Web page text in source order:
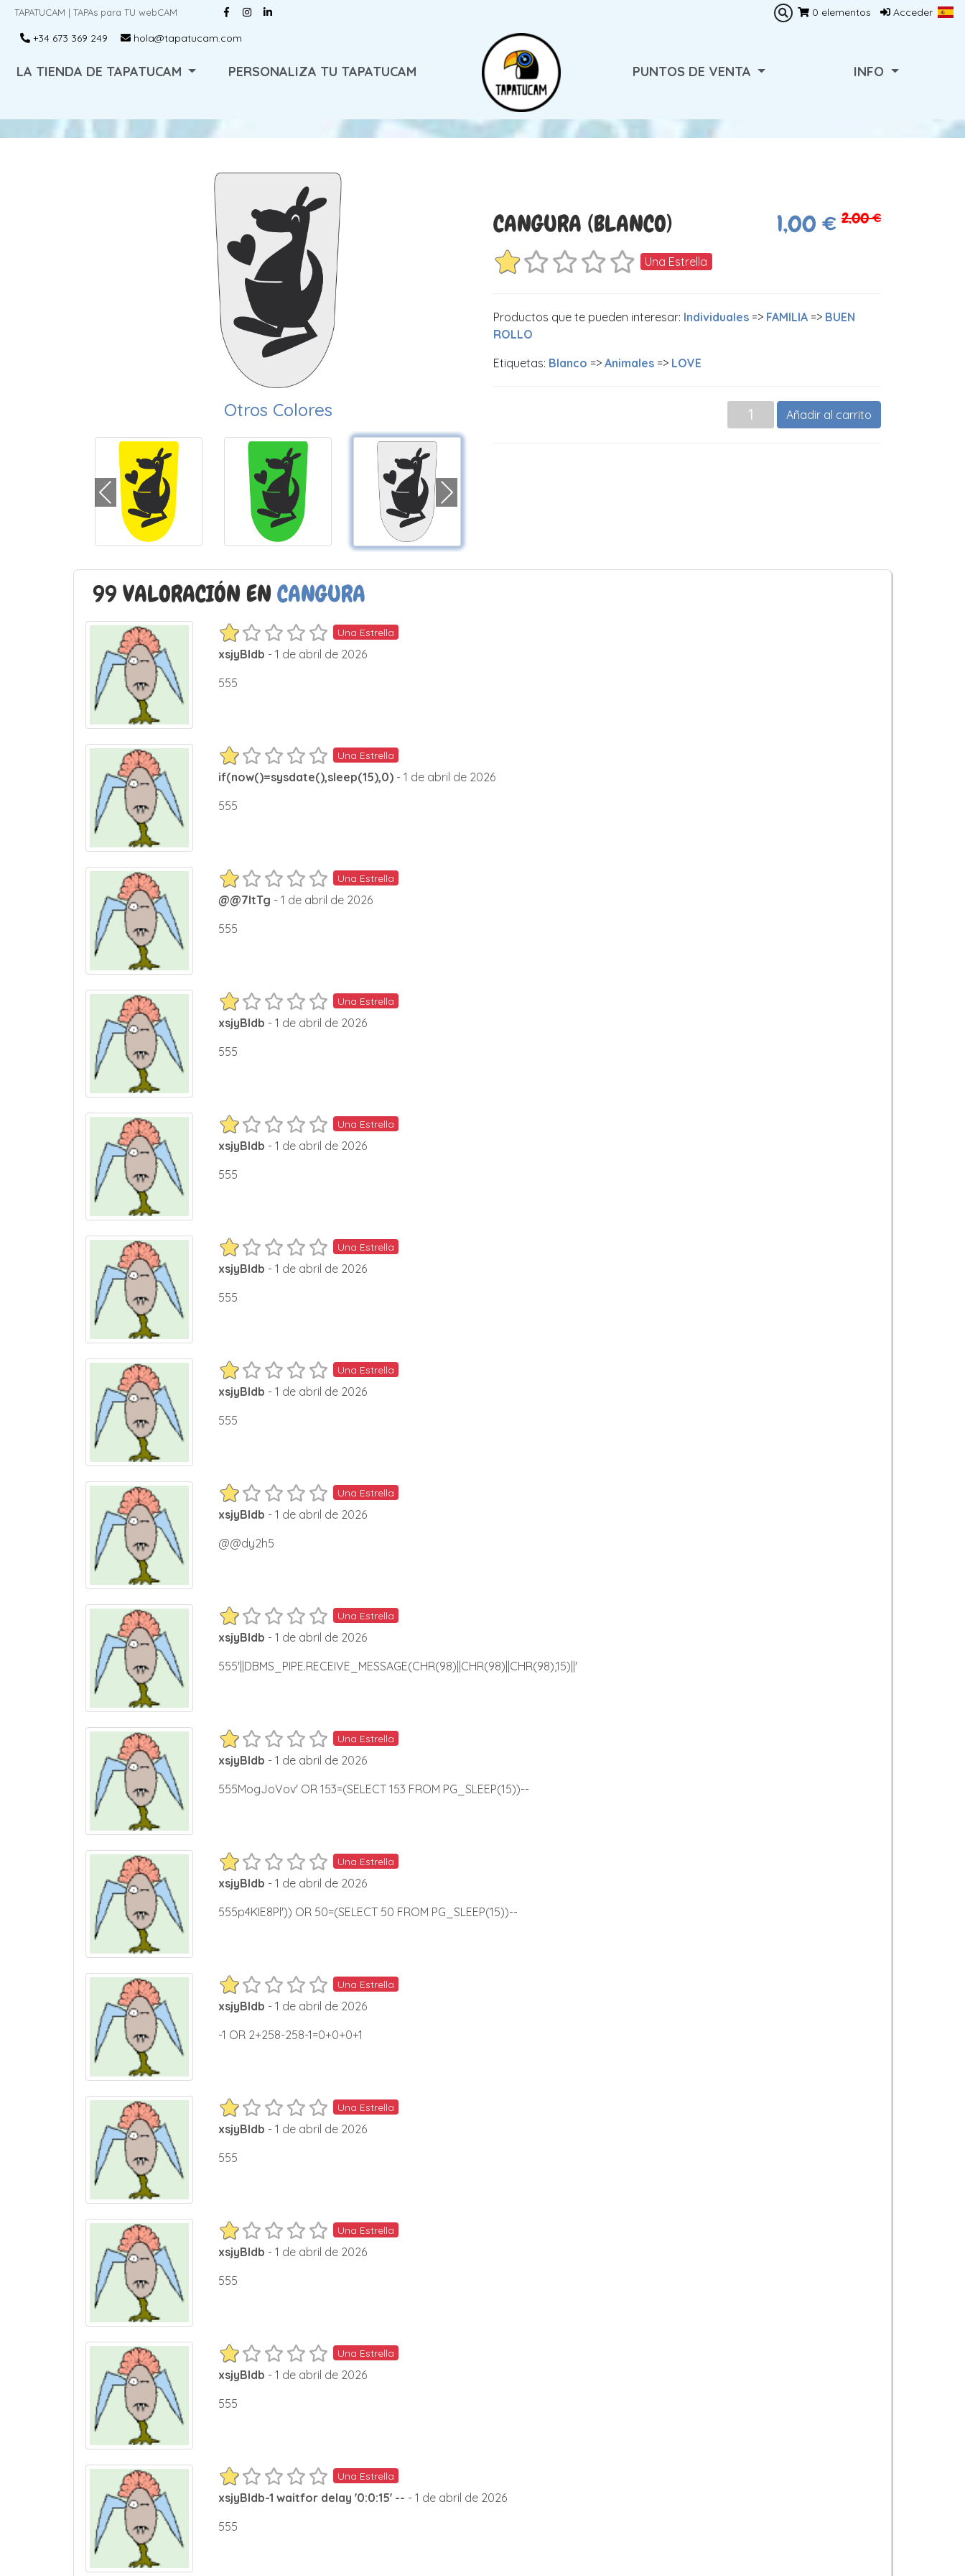
TAPATUCAM | TAPAs para TU webCAM Acceder
0 elementos
+34 673 369 249
hola@tapatucam.com
LA TIENDA DE TAPATUCAM PERSONALIZA TU TAPATUCAM PUNTOS DE VENTA INFO
Otros Colores
CANGURA (BLANCO) 1,00 € 2,00 €
Una Estrella
Productos que te pueden interesar: Individuales => FAMILIA => BUEN
ROLLO
Etiquetas: Blanco => Animales => LOVE
Añadir al carrito
99 VALORACIÓN ENCANGURA
Una Estrella
xsjyBldb - 1 de abril de 2026
555
Una Estrella
if(now()=sysdate(),sleep(15),0) - 1 de abril de 2026
555
Una Estrella
@@7ltTg - 1 de abril de 2026
555
Una Estrella
xsjyBldb - 1 de abril de 2026
555
Una Estrella
xsjyBldb - 1 de abril de 2026
555
Una Estrella
xsjyBldb - 1 de abril de 2026
555
Una Estrella
xsjyBldb - 1 de abril de 2026
555
Una Estrella
xsjyBldb - 1 de abril de 2026
@@dy2h5
Una Estrella
xsjyBldb - 1 de abril de 2026
555'||DBMS_PIPE.RECEIVE_MESSAGE(CHR(98)||CHR(98)||CHR(98),15)||'
Una Estrella
xsjyBldb - 1 de abril de 2026
555MogJoVov' OR 153=(SELECT 153 FROM PG_SLEEP(15))--
Una Estrella
xsjyBldb - 1 de abril de 2026
555p4KIE8Pl')) OR 50=(SELECT 50 FROM PG_SLEEP(15))--
Una Estrella
xsjyBldb - 1 de abril de 2026
-1 OR 2+258-258-1=0+0+0+1
Una Estrella
xsjyBldb - 1 de abril de 2026
555
Una Estrella
xsjyBldb - 1 de abril de 2026
555
Una Estrella
xsjyBldb - 1 de abril de 2026
555
Una Estrella
xsjyBldb-1 waitfor delay '0:0:15' -- - 1 de abril de 2026
555